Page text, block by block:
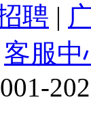
聘 |
客服中